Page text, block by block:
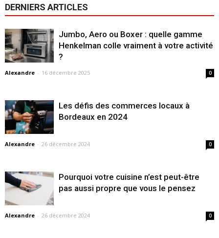
DERNIERS ARTICLES
Jumbo, Aero ou Boxer : quelle gamme
Henkelman colle vraiment à votre activité
?
Alexandre - 16 décembre 2025 0
Les défis des commerces locaux à
Bordeaux en 2024
Alexandre - 26 décembre 2024 0
Pourquoi votre cuisine n’est peut-être
pas aussi propre que vous le pensez
Alexandre - 26 décembre 2024 0